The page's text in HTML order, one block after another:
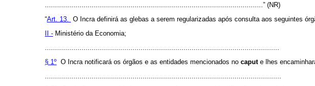
...........................................................................................................” (NR)
“Art. 13. O Incra definirá as glebas a serem regularizadas após consulta aos seguintes
II - Ministério da Economia;
...................................................................................................................
§ 1º O Incra notificará os órgãos e as entidades mencionados no caput e lhes
....................................................................................................................